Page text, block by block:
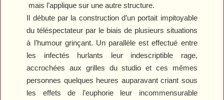
mais l’applique sur une autre structure.
Il débute par la construction d’un portait impitoyable
du téléspectateur par le biais de plusieurs situations
à l’humour grinçant. Un parallèle est effectué entre
les infectés hurlants leur indescriptible rage,
accrochées aux grilles du studio et ces mêmes
personnes quelques heures auparavant criant sous
les effets de l’euphorie leur incommensurable